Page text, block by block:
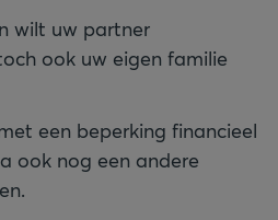
wilt uw partner
ook uw eigen familie
een beperking financieel
ook nog een andere